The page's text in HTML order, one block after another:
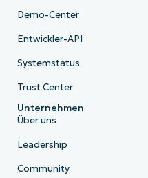
Demo-Center
Entwickler-API
Systemstatus
Trust Center
Unternehmen
Über uns
Leadership
Community